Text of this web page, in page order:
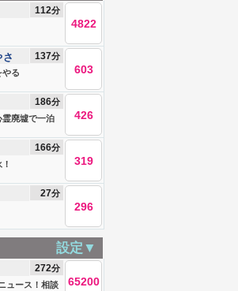
112分
4822
やる
137分
603
霊廃墟で一泊
186分
426
166分
319
27分
296
設定▼
ュース！相談
272分
65200